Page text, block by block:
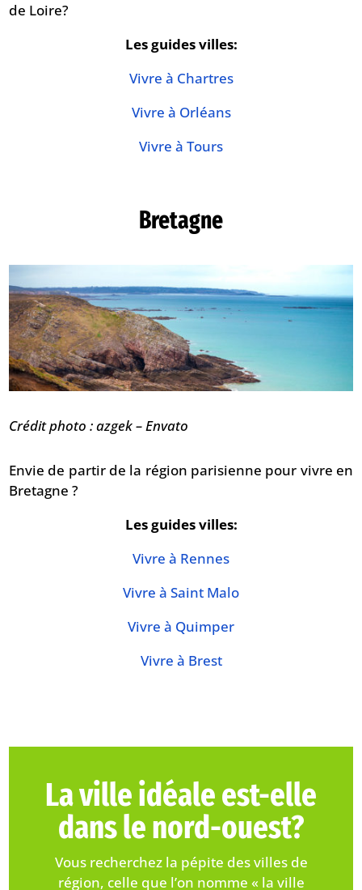
de Loire?
Les guides villes:
Vivre à Chartres
Vivre à Orléans
Vivre à Tours
Bretagne
Crédit photo : azgek – Envato
Envie de partir de la région parisienne pour vivre en
Bretagne ?
Les guides villes:
Vivre à Rennes
Vivre à Saint Malo
Vivre à Quimper
Vivre à Brest
La ville idéale est-elle
dans le nord-ouest?
Vous recherchez la pépite des villes de
région, celle que l’on nomme « la ville